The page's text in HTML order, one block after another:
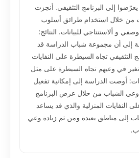
إلى البرنامج التثقيفي. أنجزت
من خلال استخدام طرائق أسلوب
و ألاستنتاجي للبيانات. النتائج:
إلى أن مجموعة شباب الدراسة قد
التثقيفي تجاه السيطرة على النفايات
في وعيهم تجاه السيطرة على مثل
أوصت الدراسة إلى إمكانية تفعيل
وعي الشباب من خلال عرض البرنامج
النفايات المنزلية والذي قد يساعد
إلى مناطق بعيدة ومن ثم زيادة وعي